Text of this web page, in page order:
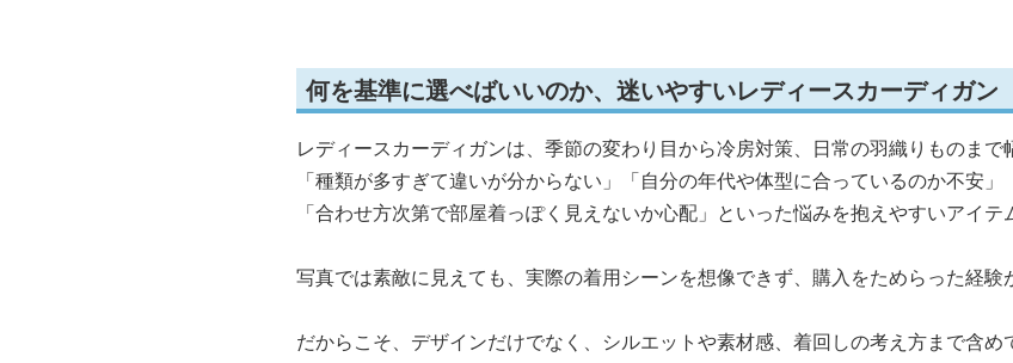
何を基準に選べばいいのか、迷いやすいレディースカーディガン
レディースカーディガンは、季節の変わり目から冷房対策、日常の羽織りものまで
「種類が多すぎて違いが分からない」「自分の年代や体型に合っているのか不安」
「合わせ方次第で部屋着っぽく見えないか心配」といった悩みを抱えやすいアイテ
写真では素敵に見えても、実際の着用シーンを想像できず、購入をためらった経験
だからこそ、デザインだけでなく、シルエットや素材感、着回しの考え方まで含め